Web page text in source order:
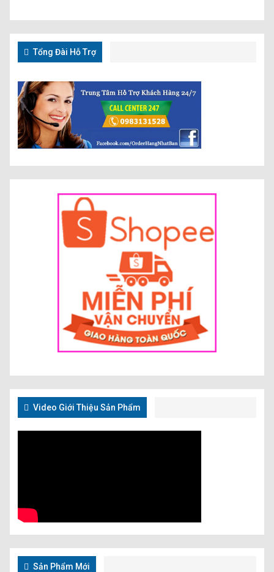
Tổng Đài Hỗ Trợ
Video Giới Thiệu Sản Phẩm
Sản Phẩm Mới